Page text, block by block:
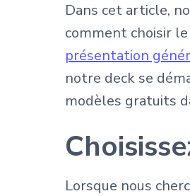
Dans cet article,
comment choisir
présentation
notre deck se
modèles gratuits
Lorsque nous